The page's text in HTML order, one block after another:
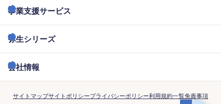
事業支援サービス
弥生シリーズ
会社情報
サイトマップサイトポリシープライバシーポリシー利用規約一覧免責事項